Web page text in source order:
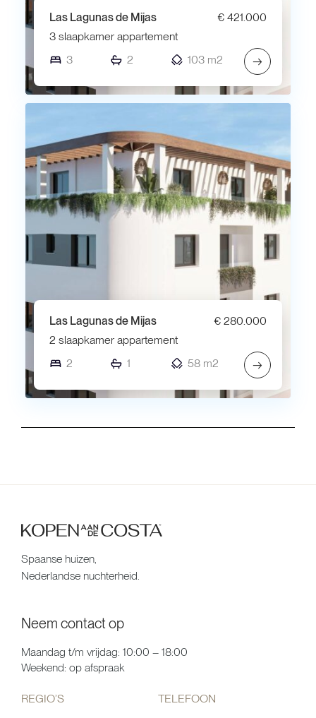
Las Lagunas de Mijas
€ 421.000
3 slaapkamer appartement
3
2 103 m2 →
Las Lagunas de Mijas
€ 280.000
2 slaapkamer appartement
2
1 58 m2 →
Spaanse huizen,
Nederlandse nuchterheid.
Neem contact op
Maandag t/m vrijdag: 10:00 – 18:00
Weekend: op afspraak
REGIO’S TELEFOON